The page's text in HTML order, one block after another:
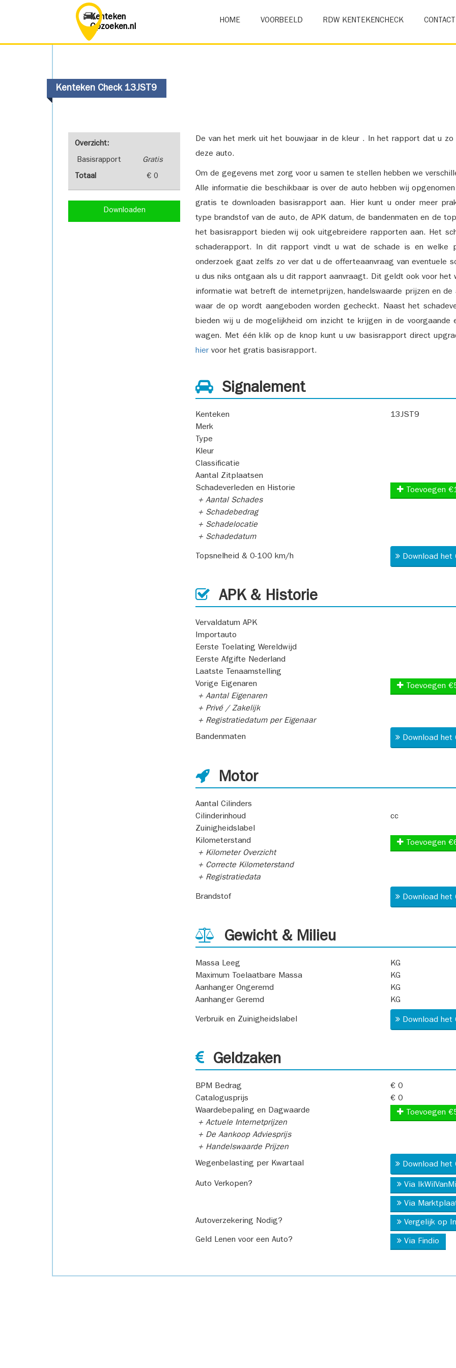
Kenteken
Opzoeken.nl
HOME VOORBEELD RDW KENTEKENCHECK CONTACT
Kenteken Check 13JST9
Overzicht:
Basisrapport Gratis
Totaal € 0
Downloaden
De van het merk uit het bouwjaar in de kleur . In het rapport dat u
deze auto.
Om de gegevens met zorg voor u samen te stellen hebben we
Alle informatie die beschikbaar is over de auto hebben wij
gratis te downloaden basisrapport aan. Hier kunt u onder meer
type brandstof van de auto, de APK datum, de bandenmaten en de
het basisrapport bieden wij ook uitgebreidere rapporten aan. Het
schaderapport. In dit rapport vindt u wat de schade is en welke
onderzoek gaat zelfs zo ver dat u de offerteaanvraag van eventuele
u dus niks ontgaan als u dit rapport aanvraagt. Dit geldt ook voor
informatie wat betreft de internetprijzen, handelswaarde prijzen en
waar de op wordt aangeboden worden gecheckt. Naast het
bieden wij u de mogelijkheid om inzicht te krijgen in de voorgaande
wagen. Met één klik op de knop kunt u uw basisrapport direct
hier voor het gratis basisrapport.
Signalement
Kenteken
13JST9
Merk
Type
Kleur
Classificatie
Aantal Zitplaatsen
Schadeverleden en Historie
+ Aantal Schades
+ Schadebedrag
+ Schadelocatie
+ Schadedatum
Toevoegen
Topsnelheid & 0-100 km/h Download
APK & Historie
Vervaldatum APK
Importauto
Eerste Toelating Wereldwijd
Eerste Afgifte Nederland
Laatste Tenaamstelling
Vorige Eigenaren
+ Aantal Eigenaren
+ Privé / Zakelijk
+ Registratiedatum per Eigenaar
Toevoegen
Bandenmaten Download
Motor
Aantal Cilinders
Cilinderinhoud
cc
Zuinigheidslabel
Kilometerstand
+ Kilometer Overzicht
+ Correcte Kilometerstand
+ Registratiedata
Toevoegen
Brandstof Download
Gewicht & Milieu
Massa Leeg
KG
Maximum Toelaatbare Massa
KG
Aanhanger Ongeremd
KG
Aanhanger Geremd
KG
Verbruik en Zuinigheidslabel Download
Geldzaken
BPM Bedrag
€ 0
Catalogusprijs
€ 0
Waardebepaling en Dagwaarde
+ Actuele Internetprijzen
+ De Aankoop Adviesprijs
+ Handelswaarde Prijzen
Toevoegen
Wegenbelasting per Kwartaal Download
Auto Verkopen? Via
Via
Autoverzekering Nodig? Vergelijk op
Geld Lenen voor een Auto? Via Findio